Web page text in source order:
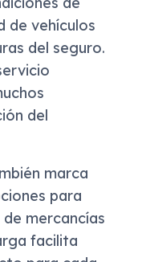
de vehículos
del seguro.
del
marca
para
mercancías
facilita